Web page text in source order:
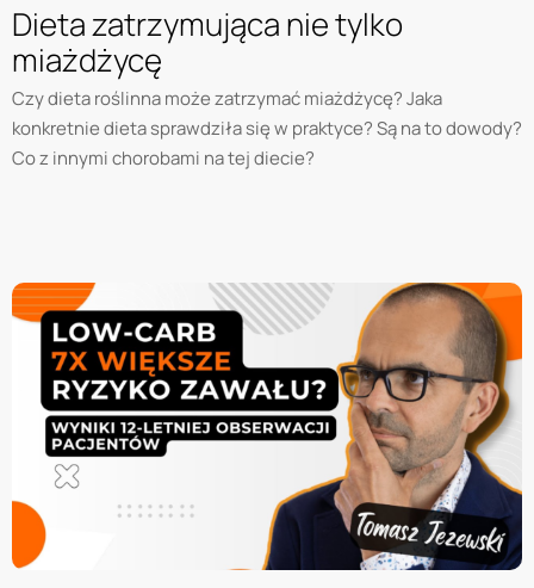
Dieta zatrzymująca nie tylko
miażdżycę
Czy dieta roślinna może zatrzymać miażdżycę? Jaka
konkretnie dieta sprawdziła się w praktyce? Są na to dowody?
Co z innymi chorobami na tej diecie?